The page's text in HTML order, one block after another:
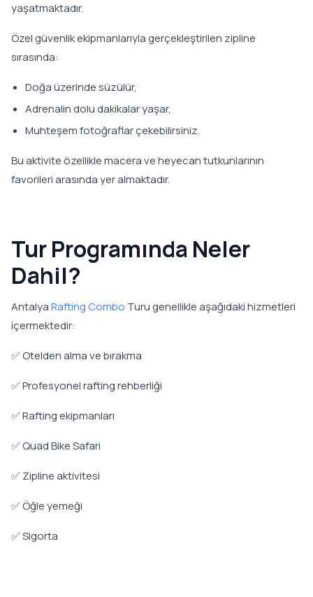
yaşatmaktadır.
Özel güvenlik ekipmanlarıyla gerçekleştirilen zipline
sırasında:
Doğa üzerinde süzülür,
Adrenalin dolu dakikalar yaşar,
Muhteşem fotoğraflar çekebilirsiniz.
Bu aktivite özellikle macera ve heyecan tutkunlarının
favorileri arasında yer almaktadır.
Tur Programında Neler
Dahil?
AntalyaRafting Combo Turu genellikle aşağıdaki hizmetleri
içermektedir:
✅ Otelden alma ve bırakma
✅ Profesyonel rafting rehberliği
✅ Rafting ekipmanları
✅ Quad Bike Safari
✅ Zipline aktivitesi
✅ Öğle yemeği
✅ Sigorta